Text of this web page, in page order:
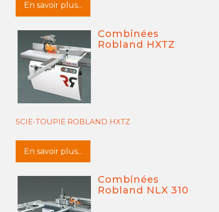
En savoir plus...
Combinées
Robland HXTZ
SCIE-TOUPIE ROBLAND HXTZ
En savoir plus...
Combinées
Robland NLX 310